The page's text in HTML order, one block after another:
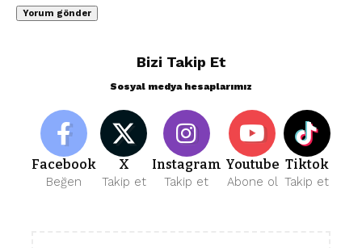
Bizi Takip Et
Sosyal medya hesaplarımız
Facebook
Beğen
X
Takip et
Instagram
Takip et
Youtube
Abone ol
Tiktok
Takip et